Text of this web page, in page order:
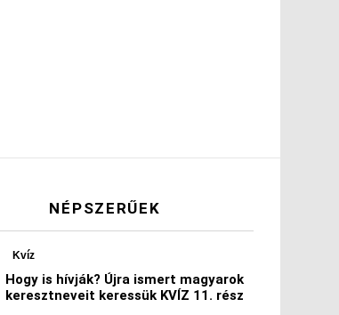
NÉPSZERŰEK
Kvíz
Hogy is hívják? Újra ismert magyarok
keresztneveit keressük KVÍZ 11. rész